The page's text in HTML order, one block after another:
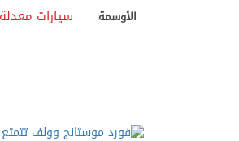
الأوسمة: سيارات معدلة